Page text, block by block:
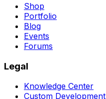
Shop
Portfolio
Blog
Events
Forums
Legal
Knowledge Center
Custom Development